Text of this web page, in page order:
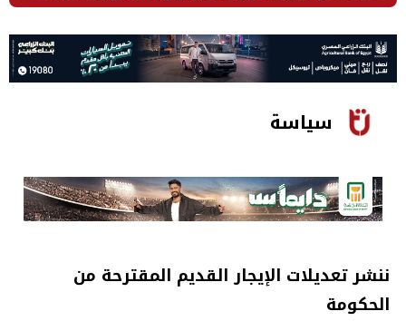
سياسة
ننشر تعديلات الإيجار القديم المقترحة من
الحكومة